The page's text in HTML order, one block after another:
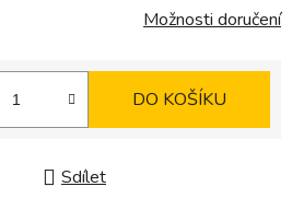
Možnosti doručení
DO KOŠÍKU
Sdílet